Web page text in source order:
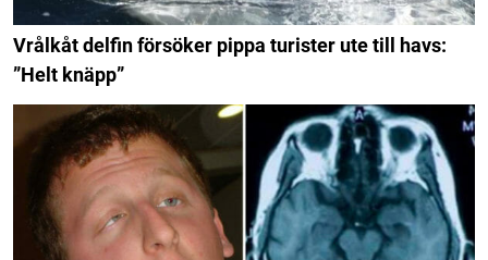
Vrålkåt delfin försöker pippa turister ute till havs:
”Helt knäpp”